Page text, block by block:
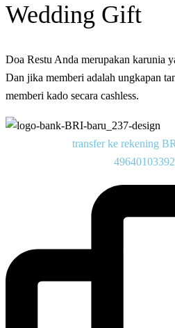
Wedding Gift
Doa Restu Anda merupakan karunia
Dan jika memberi adalah ungkapan
memberi kado secara cashless.
transfer ke rekening